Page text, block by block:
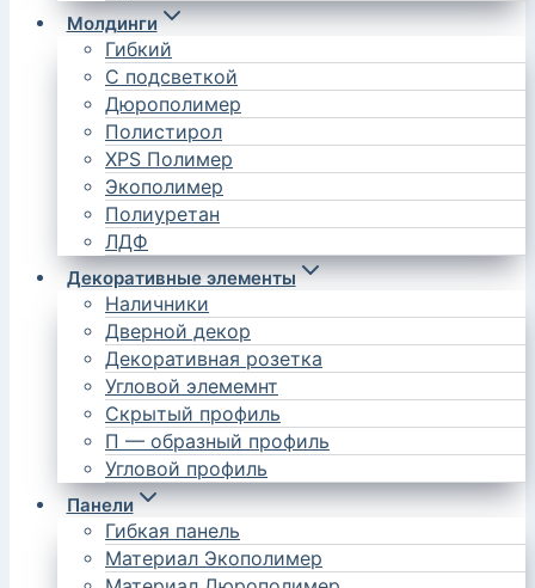
Молдинги
Гибкий
С подсветкой
Дюрополимер
Полистирол
XPS Полимер
Экополимер
Полиуретан
ЛДФ
Декоративные элементы
Наличники
Дверной декор
Декоративная розетка
Угловой элемемнт
Скрытый профиль
П — образный профиль
Угловой профиль
Панели
Гибкая панель
Материал Экополимер